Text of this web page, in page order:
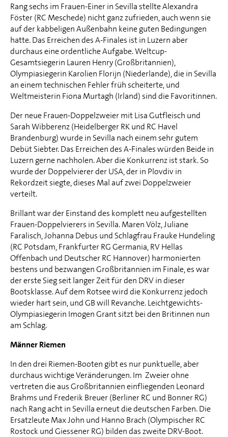
Rang sechs im Frauen-Einer in Sevilla stellte Alexandra
Föster (RC Meschede) nicht ganz zufrieden, auch wenn sie
auf der kabbeligen Außenbahn keine guten Bedingungen
hatte. Das Erreichen des A-Finales ist in Luzern aber
durchaus eine ordentliche Aufgabe. Weltcup-
Gesamtsiegerin Lauren Henry (Großbritannien),
Olympiasiegerin Karolien Florijn (Niederlande), die in Sevilla
an einem technischen Fehler früh scheiterte, und
Weltmeisterin Fiona Murtagh (Irland) sind die Favoritinnen.
Der neue Frauen-Doppelzweier mit Lisa Gutfleisch und
Sarah Wibberenz (Heidelberger RK und RC Havel
Brandenburg) wurde in Sevilla nach einem sehr gutem
Debüt Siebter. Das Erreichen des A-Finales würden Beide in
Luzern gerne nachholen. Aber die Konkurrenz ist stark. So
wurde der Doppelvierer der USA, der in Plovdiv in
Rekordzeit siegte, dieses Mal auf zwei Doppelzweier
verteilt.
Brillant war der Einstand des komplett neu aufgestellten
Frauen-Doppelvierers in Sevilla. Maren Völz, Juliane
Faralisch, Johanna Debus und Schlagfrau Frauke Hundeling
(RC Potsdam, Frankfurter RG Germania, RV Hellas
Offenbach und Deutscher RC Hannover) harmonierten
bestens und bezwangen Großbritannien im Finale, es war
der erste Sieg seit langer Zeit für den DRV in dieser
Bootsklasse. Auf dem Rotsee wird die Konkurrenz jedoch
wieder hart sein, und GB will Revanche. Leichtgewichts-
Olympiasiegerin Imogen Grant sitzt bei den Britinnen nun
am Schlag.
Männer Riemen
In den drei Riemen-Booten gibt es nur punktuelle, aber
durchaus wichtige Veränderungen. Im Zweier ohne
vertreten die aus Großbritannien einfliegenden Leonard
Brahms und Frederik Breuer (Berliner RC und Bonner RG)
nach Rang acht in Sevilla erneut die deutschen Farben. Die
Ersatzleute Max John und Hanno Brach (Olympischer RC
Rostock und Giessener RG) bilden das zweite DRV-Boot.